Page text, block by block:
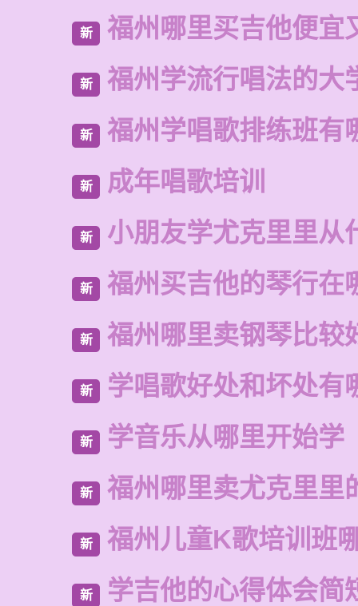
新 福州哪里买吉他便宜
新 福州学流行唱法的大
新 福州学唱歌排练班有
新 成年唱歌培训
新 小朋友学尤克里里从
新 福州买吉他的琴行在
新 福州哪里卖钢琴比较
新 学唱歌好处和坏处有
新 学音乐从哪里开始学
新 福州哪里卖尤克里里
新 福州儿童K歌培训班
新 学吉他的心得体会简